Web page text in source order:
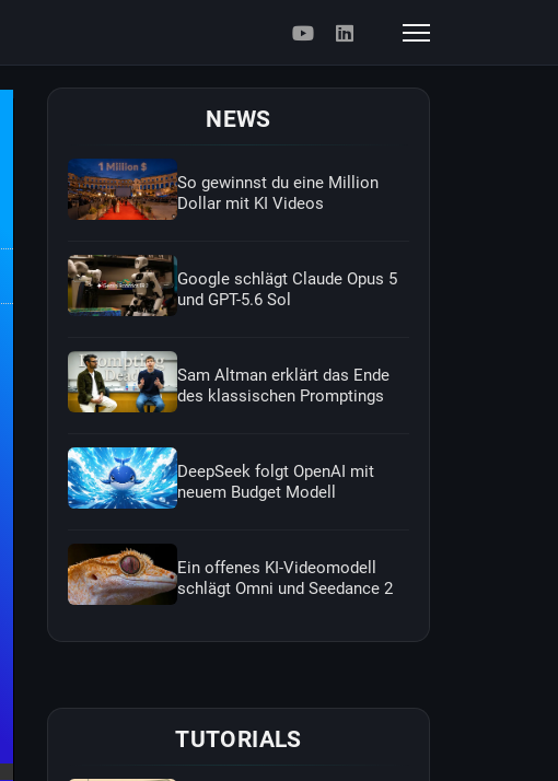
NEWS
So gewinnst du eine Million
Dollar mit KI Videos
Google schlägt Claude Opus 5
und GPT-5.6 Sol
Sam Altman erklärt das Ende
des klassischen Promptings
DeepSeek folgt OpenAI mit
neuem Budget Modell
Ein offenes KI-Videomodell
schlägt Omni und Seedance 2
TUTORIALS